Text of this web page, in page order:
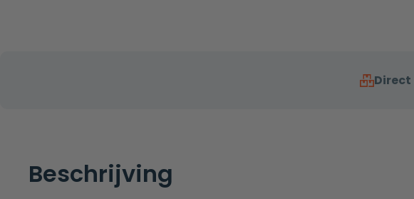
Direct
Beschrijving